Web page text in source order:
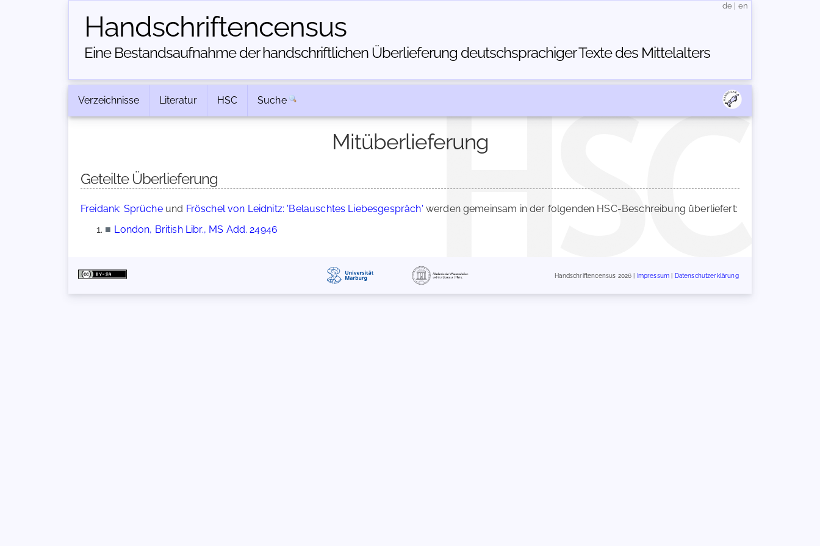
Handschriften­census
Eine Bestandsaufnahme der handschriftlichen Über­lieferung deutschsprachiger Texte des Mittelalters
de en
Verzeichnisse Literatur HSC Suche
Mitüberlieferung
Geteilte Überlieferung
Freidank: Sprücheund Fröschel von Leidnitz: 'Belauschtes Liebesgespräch' werden gemeinsam in der folgenden HSC-Beschreibung überliefert:
■ London, British Libr., MS Add. 24946
Handschriftencensus 2026 | Impressum Datenschutzerklärung